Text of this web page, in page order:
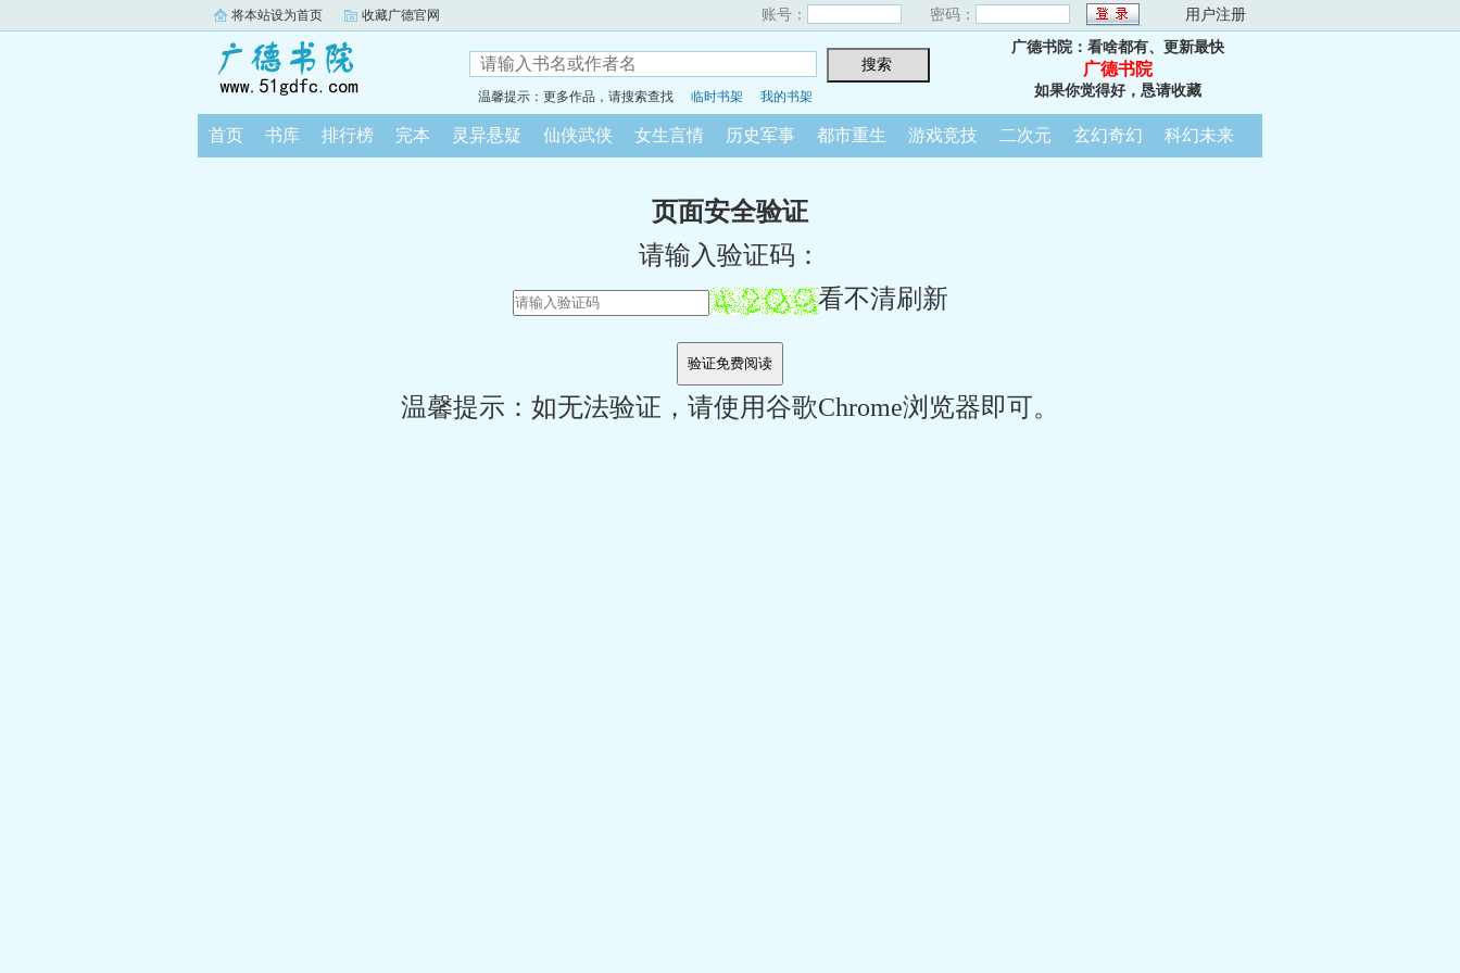
将本站设为首页 收藏广德官网 账号： 密码： 用户注册
温馨提示：更多作品，请搜索查找 临时书架 我的书架
广德书院：看啥都有、更新最快
广德书院
如果你觉得好，恳请收藏
首页 书库 排行榜 完本 灵异悬疑 仙侠武侠 女生言情 历史军事 都市重生 游戏竞技 二次元 玄幻奇幻 科幻未来
页面安全验证
请输入验证码：
看不清刷新
温馨提示：如无法验证，请使用谷歌Chrome浏览器即可。